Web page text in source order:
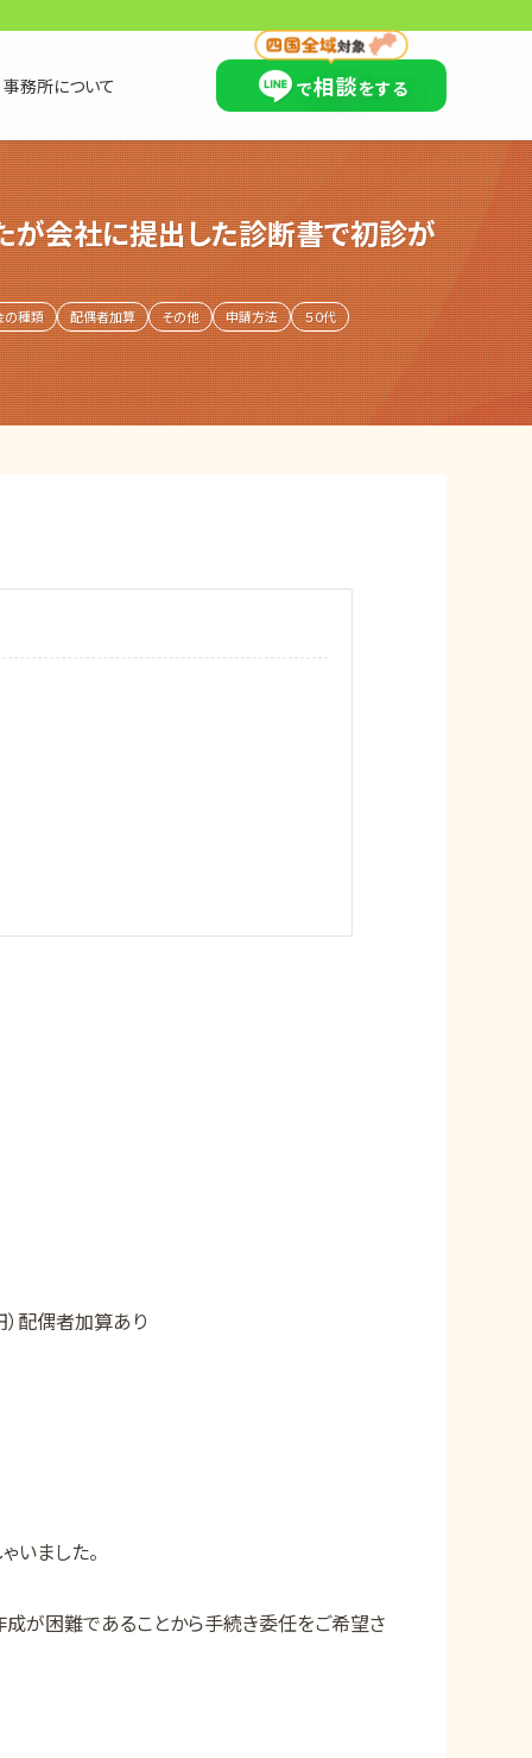
×
事務所について で相談をする
が会社に提出した診断書で初診が
の種類 配偶者加算 その他 申請方法 ５０代
配偶者加算あり
いました。
が困難であることから手続き委任をご希望さ